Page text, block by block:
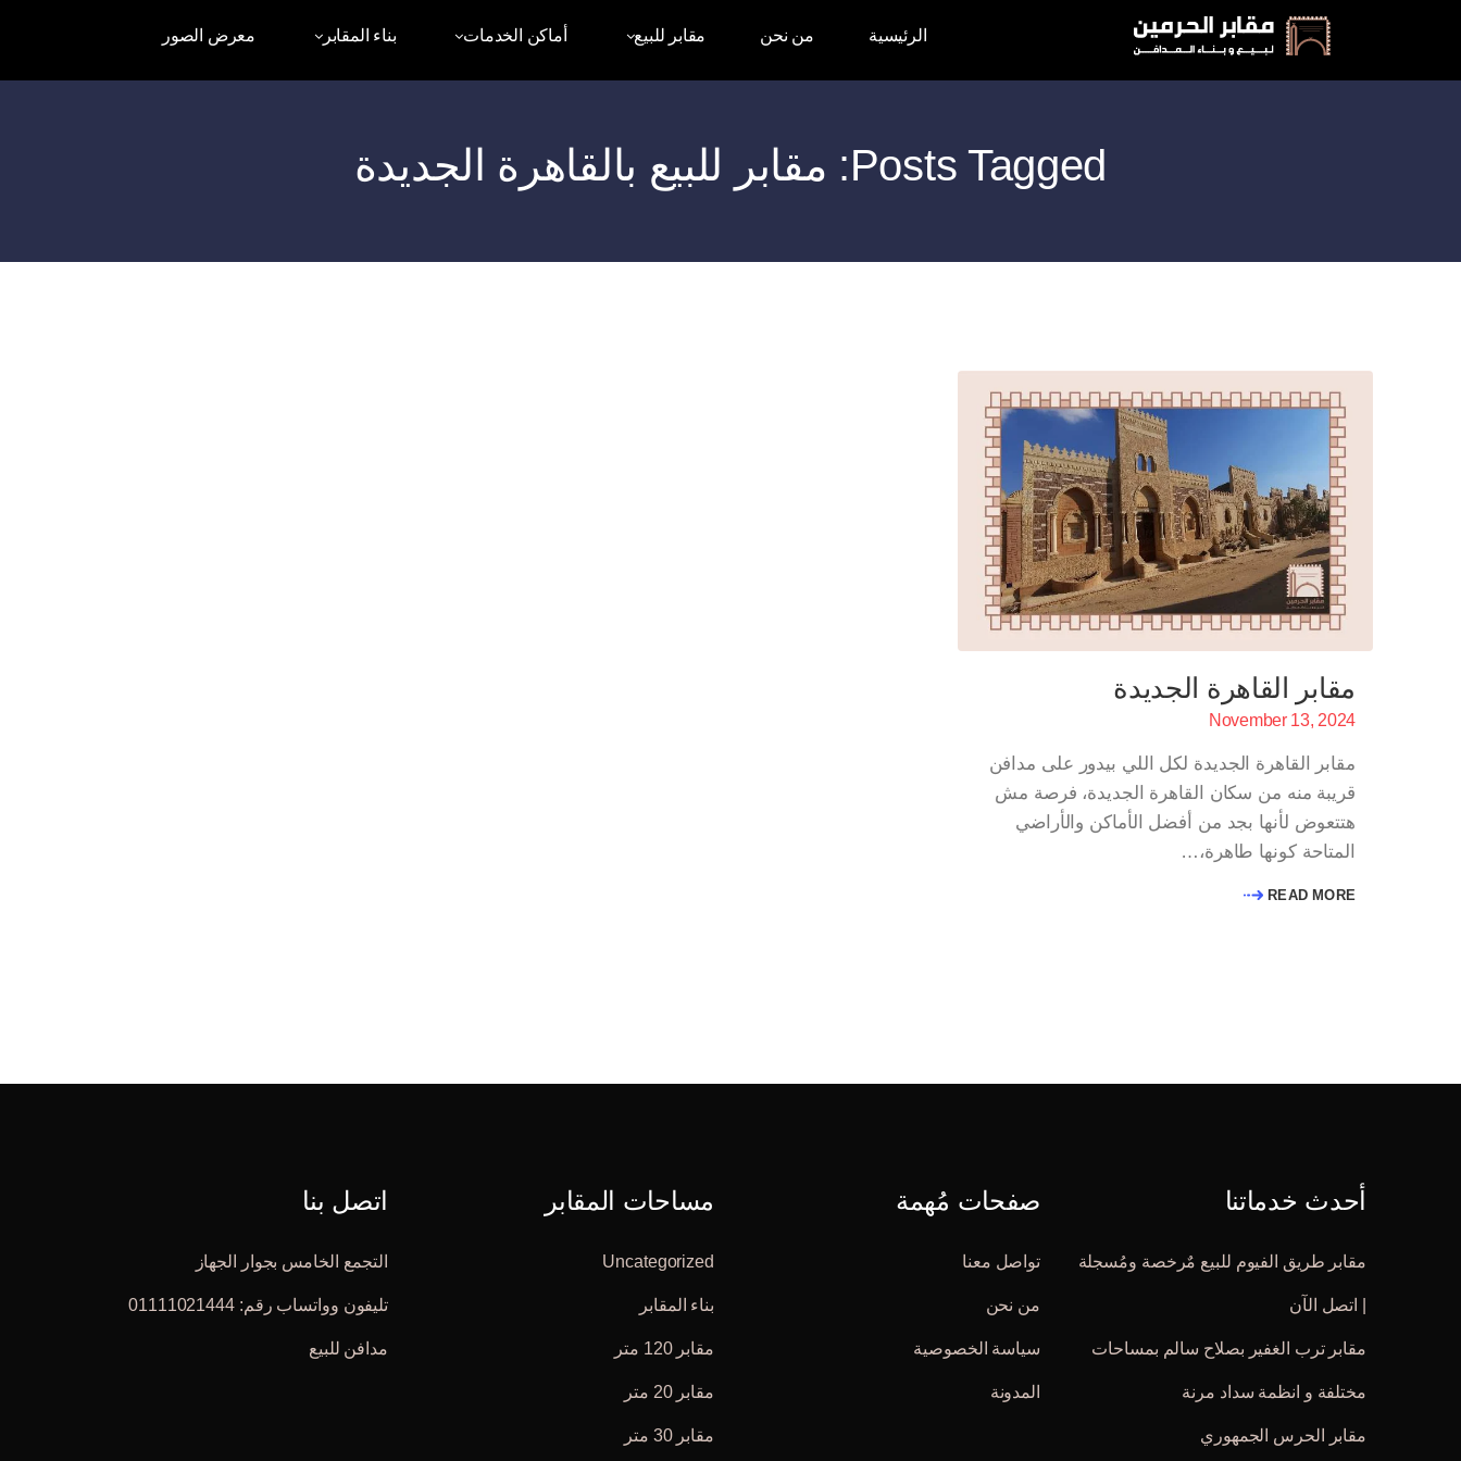
الرئيسية من نحن مقابر للبيع أماكن الخدمات بناء المقابر معرض الصور
Posts Tagged: مقابر للبيع بالقاهرة الجديدة
مقابر القاهرة الجديدة
November 13, 2024
مقابر القاهرة الجديدة لكل اللي بيدور على مدافن
قريبة منه من سكان القاهرة الجديدة، فرصة مش
هتتعوض لأنها بجد من أفضل الأماكن والأراضي
المتاحة كونها طاهرة،…
READ MORE
أحدث خدماتنا
مقابر طريق الفيوم للبيع مٌرخصة ومُسجلة
| اتصل الآن
مقابر ترب الغفير بصلاح سالم بمساحات
مختلفة و انظمة سداد مرنة
مقابر الحرس الجمهوري
صفحات مُهمة
تواصل معنا
من نحن
سياسة الخصوصية
المدونة
مساحات المقابر
Uncategorized
بناء المقابر
مقابر 120 متر
مقابر 20 متر
مقابر 30 متر
اتصل بنا
التجمع الخامس بجوار الجهاز
تليفون وواتساب رقم: 01111021444
مدافن للبيع